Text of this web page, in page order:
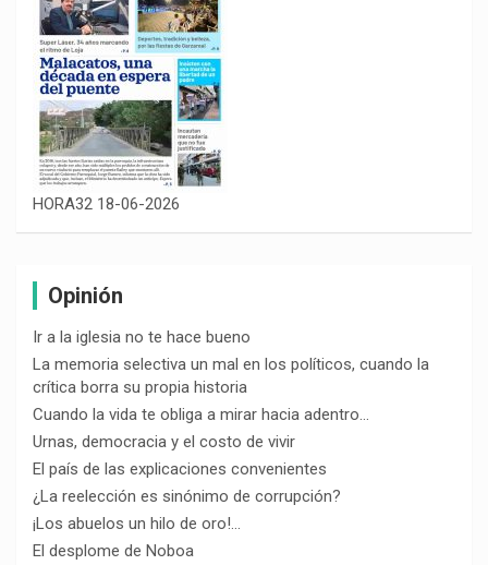
HORA32 18-06-2026
Opinión
Ir a la iglesia no te hace bueno
La memoria selectiva un mal en los políticos, cuando la
crítica borra su propia historia
Cuando la vida te obliga a mirar hacia adentro…
Urnas, democracia y el costo de vivir
El país de las explicaciones convenientes
¿La reelección es sinónimo de corrupción?
¡Los abuelos un hilo de oro!…
El desplome de Noboa